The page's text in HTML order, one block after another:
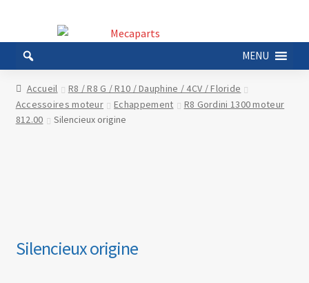
la
navigation
au
contenu
MENU
Accueil
R8 / R8 G / R10 / Dauphine / 4CV / Floride
Accessoires moteur
Echappement
R8 Gordini 1300 moteur
812.00
Silencieux origine
Silencieux origine